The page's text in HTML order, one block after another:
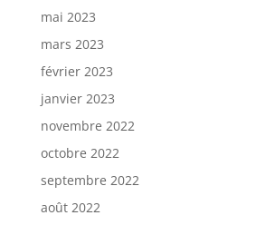
mai 2023
mars 2023
février 2023
janvier 2023
novembre 2022
octobre 2022
septembre 2022
août 2022